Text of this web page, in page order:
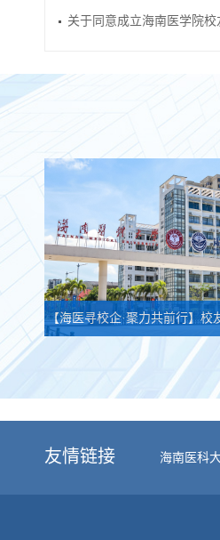
关于同意成立海南医学院
【海医寻校企·聚力共前行】校
集正式启动！
友情链接 海南医科